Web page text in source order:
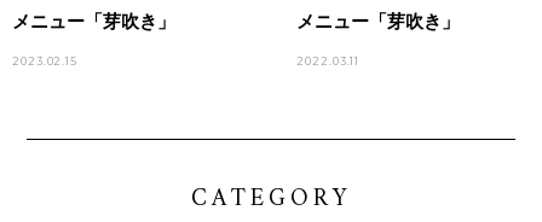
メニュー「芽吹き」
2023.02.15
メニュー「芽吹き」
2022.03.11
CATEGORY